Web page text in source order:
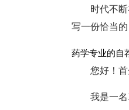
时代不
写一份恰当
药学专业的自
您好！
我是一